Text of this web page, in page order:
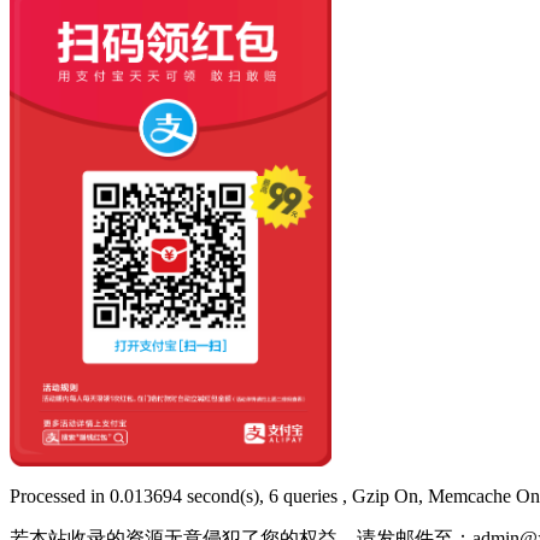
Processed in 0.013694 second(s), 6 queries , Gzip On, Memcache